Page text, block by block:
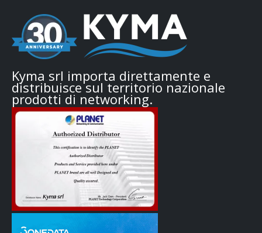
Kyma srl importa direttamente e
distribuisce sul territorio nazionale
prodotti di networking.